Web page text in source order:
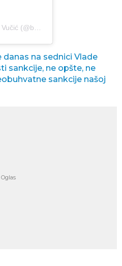
danas na sednici Vlade
sankcije, ne opšte, ne
sankcije našoj